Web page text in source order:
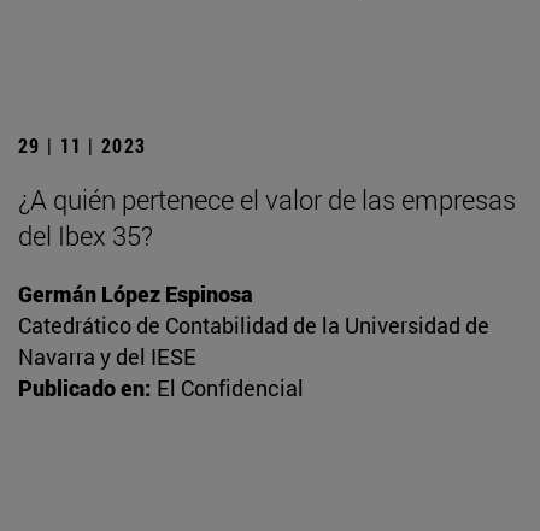
29 | 11 | 2023
¿A quién pertenece el valor de las empresas
del Ibex 35?
Germán López Espinosa
Catedrático de Contabilidad de la Universidad de
Navarra y del IESE
Publicado en: El Confidencial